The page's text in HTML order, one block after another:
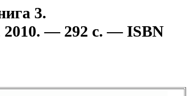
3.
2010. — 292 с. — ISBN